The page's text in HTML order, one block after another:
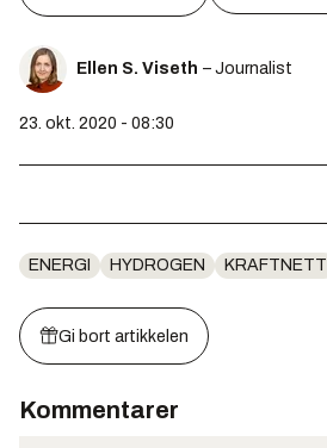
Ellen S. Viseth – Journalist
23. okt. 2020 - 08:30
ENERGI HYDROGEN KRAFTNETT
Gi bort artikkelen
Kommentarer